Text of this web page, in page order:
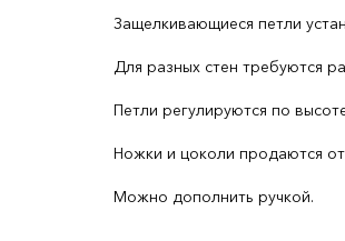
Защелкивающиеся петли
Для разных стен требуются
Петли регулируются по
Ножки и цоколи продаются
Можно дополнить ручкой.